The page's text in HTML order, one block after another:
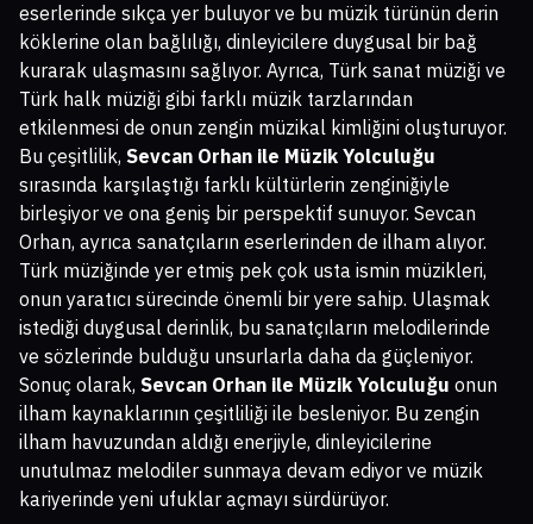
eserlerinde sıkça yer buluyor ve bu müzik türünün derin
köklerine olan bağlılığı, dinleyicilere duygusal bir bağ
kurarak ulaşmasını sağlıyor. Ayrıca, Türk sanat müziği ve
Türk halk müziği gibi farklı müzik tarzlarından
etkilenmesi de onun zengin müzikal kimliğini oluşturuyor.
Bu çeşitlilik, Sevcan Orhan ile Müzik Yolculuğu
sırasında karşılaştığı farklı kültürlerin zenginiğiyle
birleşiyor ve ona geniş bir perspektif sunuyor. Sevcan
Orhan, ayrıca sanatçıların eserlerinden de ilham alıyor.
Türk müziğinde yer etmiş pek çok usta ismin müzikleri,
onun yaratıcı sürecinde önemli bir yere sahip. Ulaşmak
istediği duygusal derinlik, bu sanatçıların melodilerinde
ve sözlerinde bulduğu unsurlarla daha da güçleniyor.
Sonuç olarak, Sevcan Orhan ile Müzik Yolculuğu onun
ilham kaynaklarının çeşitliliği ile besleniyor. Bu zengin
ilham havuzundan aldığı enerjiyle, dinleyicilerine
unutulmaz melodiler sunmaya devam ediyor ve müzik
kariyerinde yeni ufuklar açmayı sürdürüyor.